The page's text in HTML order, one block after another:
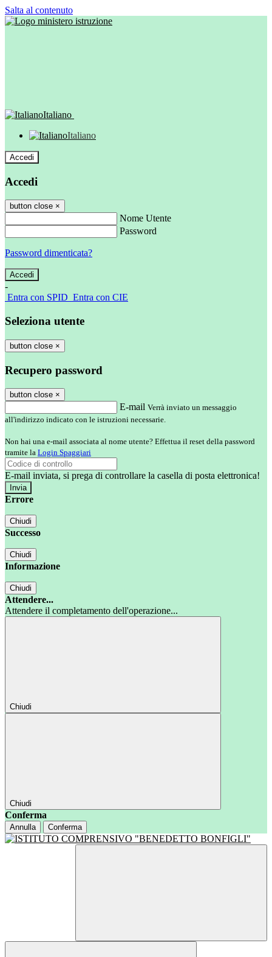
Salta al contenuto
Italiano
Italiano
Accedi
Accedi
button close ×
Nome Utente
Password
Password dimenticata?
-
Entra con SPID Entra con CIE
Seleziona utente
button close ×
Recupero password
button close ×
E-mail Verrà inviato un messaggio
all'indirizzo indicato con le istruzioni necessarie.
Non hai una e-mail associata al nome utente? Effettua il reset della password
tramite la Login Spaggiari
E-mail inviata, si prega di controllare la casella di posta elettronica!
Errore
Chiudi
Successo
Chiudi
Informazione
Chiudi
Attendere...
Attendere il completamento dell'operazione...
Chiudi
Chiudi
Conferma
Annulla Conferma